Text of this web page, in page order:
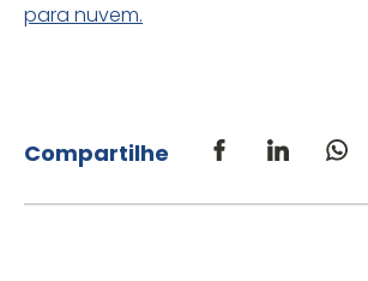
para nuvem.
Compartilhe